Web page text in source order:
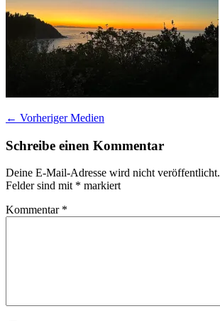
← Vorheriger Medien
Schreibe einen Kommentar
Deine E-Mail-Adresse wird nicht veröffentlicht.
Felder sind mit * markiert
Kommentar *